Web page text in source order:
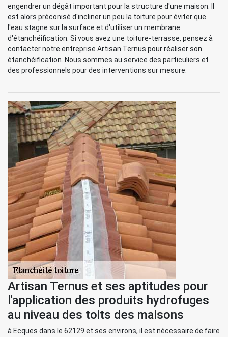
engendrer un dégât important pour la structure d'une maison. Il
est alors préconisé d'incliner un peu la toiture pour éviter que
l'eau stagne sur la surface et d'utiliser un membrane
d'étanchéification. Si vous avez une toiture-terrasse, pensez à
contacter notre entreprise Artisan Ternus pour réaliser son
étanchéification. Nous sommes au service des particuliers et
des professionnels pour des interventions sur mesure.
Artisan Ternus et ses aptitudes pour
l'application des produits hydrofuges
au niveau des toits des maisons
à Ecques dans le 62129 et ses environs, il est nécessaire de faire